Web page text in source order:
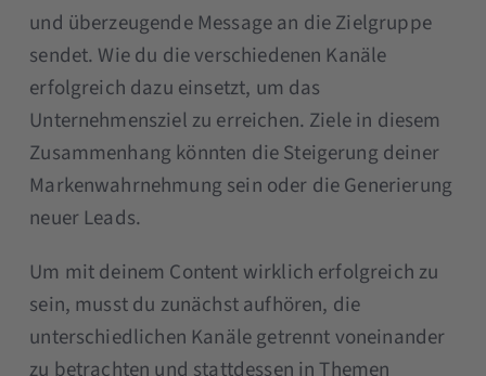
und überzeugende Message an die Zielgruppe
sendet. Wie du die verschiedenen Kanäle
erfolgreich dazu einsetzt, um das
Unternehmensziel zu erreichen. Ziele in diesem
Zusammenhang könnten die Steigerung deiner
Markenwahrnehmung sein oder die Generierung
neuer Leads.
Um mit deinem Content wirklich erfolgreich zu
sein, musst du zunächst aufhören, die
unterschiedlichen Kanäle getrennt voneinander
zu betrachten und stattdessen in Themen